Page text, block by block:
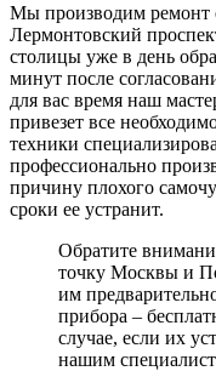
Мы производим ремонт
Лермонтовский
столицы уже в день
минут после
для вас время наш
привезет все
техники
профессионально
причину плохого
сроки ее устранит.
Обратите
точку Москвы и
им
прибора –
случае, если их
нашим